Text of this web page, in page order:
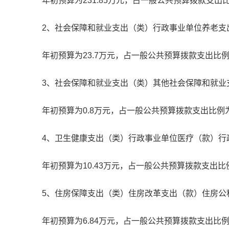
2、社会保障和就业支出（类）行政事业单位养老
年初预算为23.7万元，占一般公共预算拨款支出比
3、社会保障和就业支出（类）其他社会保障和就
年初预算为0.8万元，占一般公共预算拨款支出比例
4、卫生健康支出（类）行政事业单位医疗（款）
年初预算为10.43万元，占一般公共预算拨款支出比
5、住房保障支出（类）住房改革支出（款）住房公
年初预算为6.84万元，占一般公共预算拨款支出比